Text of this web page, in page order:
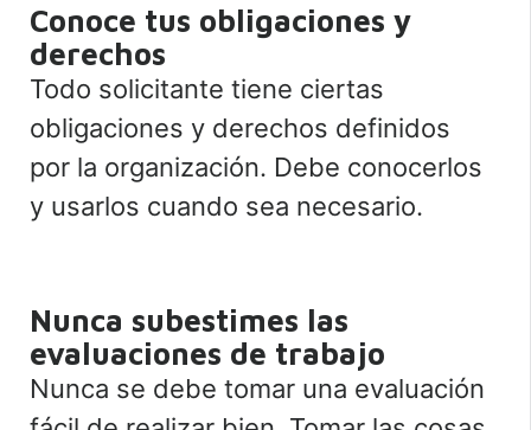
Conoce tus obligaciones y
derechos
Todo solicitante tiene ciertas
obligaciones y derechos definidos
por la organización. Debe conocerlos
y usarlos cuando sea necesario.
Nunca subestimes las
evaluaciones de trabajo
Nunca se debe tomar una evaluación